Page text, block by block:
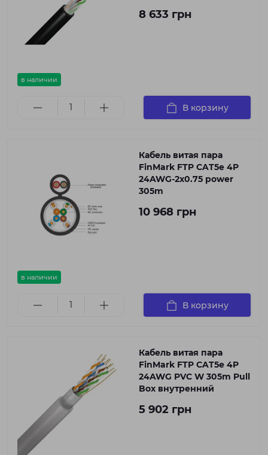
в наличии
8 633 грн
В корзину
в наличии
Кабель витая пара
FinMark FTP CAT5e 4P
24AWG-2x0.75 power
305m
10 968 грн
В корзину
Кабель витая пара
FinMark FTP CAT5e 4P
24AWG PVC W 305m Pull
Box внутренний
5 902 грн